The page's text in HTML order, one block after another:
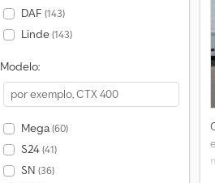
DAF (143)
Linde(143)
Modelo:
Mega(60)
S24(41)
SN (36)